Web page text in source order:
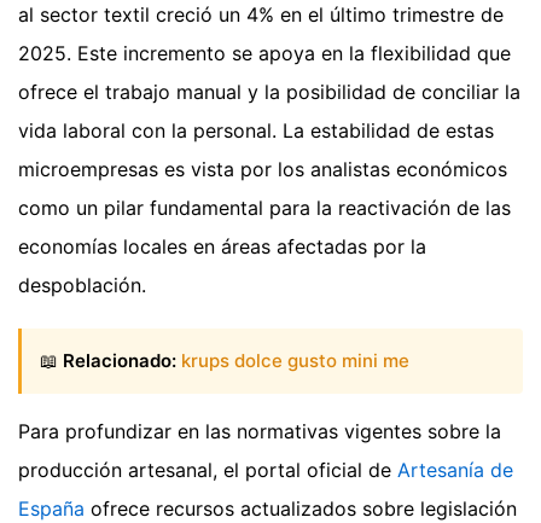
al sector textil creció un 4% en el último trimestre de
2025. Este incremento se apoya en la flexibilidad que
ofrece el trabajo manual y la posibilidad de conciliar la
vida laboral con la personal. La estabilidad de estas
microempresas es vista por los analistas económicos
como un pilar fundamental para la reactivación de las
economías locales en áreas afectadas por la
despoblación.
📖 Relacionado: krups dolce gusto mini me
Para profundizar en las normativas vigentes sobre la
producción artesanal, el portal oficial de Artesanía de
España ofrece recursos actualizados sobre legislación